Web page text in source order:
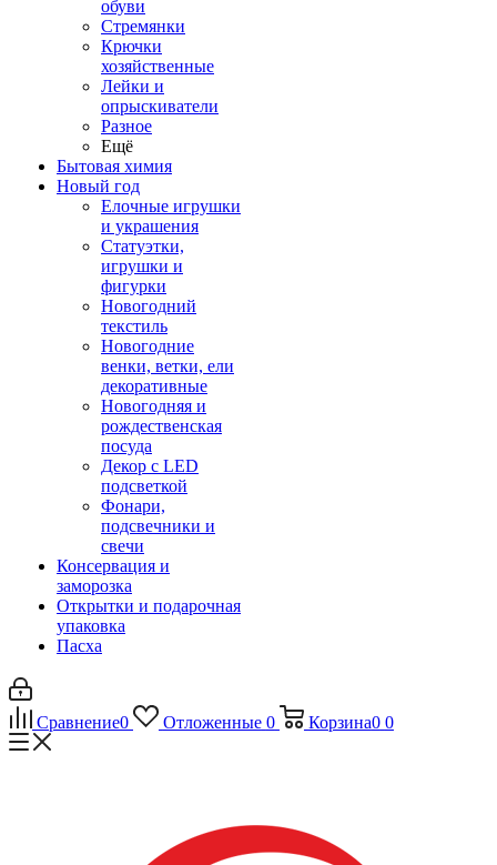
обуви
Стремянки
Крючки
хозяйственные
Лейки и
опрыскиватели
Разное
Ещё
Бытовая химия
Новый год
Елочные игрушки
и украшения
Статуэтки,
игрушки и
фигурки
Новогодний
текстиль
Новогодние
венки, ветки, ели
декоративные
Новогодняя и
рождественская
посуда
Декор с LED
подсветкой
Фонари,
подсвечники и
свечи
Консервация и
заморозка
Открытки и подарочная
упаковка
Пасха
Сравнение0 Отложенные 0 Корзина0 0